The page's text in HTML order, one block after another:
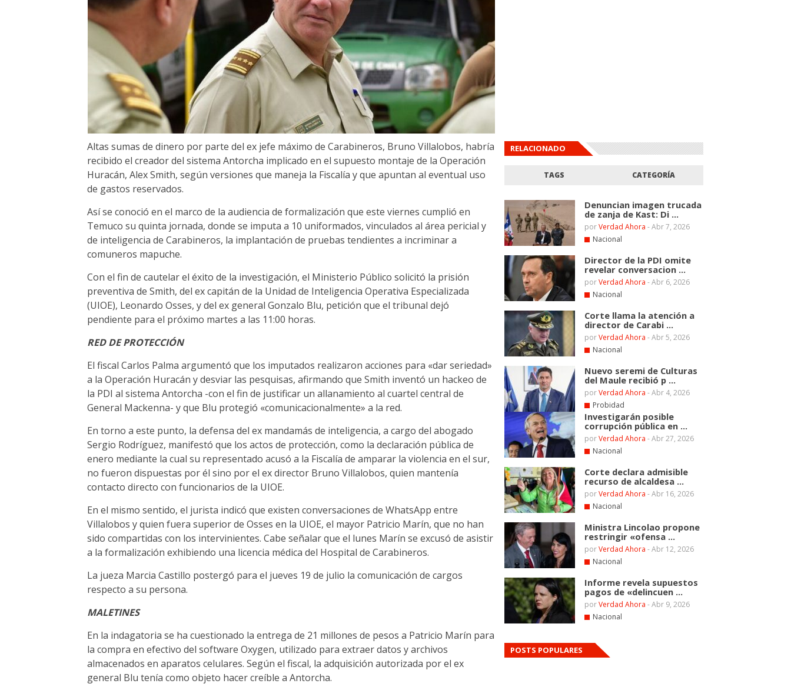
Altas sumas de dinero por parte del ex jefe máximo de Carabineros, Bruno Villalobos, habría
recibido el creador del sistema Antorcha implicado en el supuesto montaje de la Operación
Huracán, Alex Smith, según versiones que maneja la Fiscalía y que apuntan al eventual uso
de gastos reservados.
Así se conoció en el marco de la audiencia de formalización que este viernes cumplió en
Temuco su quinta jornada, donde se imputa a 10 uniformados, vinculados al área pericial y
de inteligencia de Carabineros, la implantación de pruebas tendientes a incriminar a
comuneros mapuche.
Con el fin de cautelar el éxito de la investigación, el Ministerio Público solicitó la prisión
preventiva de Smith, del ex capitán de la Unidad de Inteligencia Operativa Especializada
(UIOE), Leonardo Osses, y del ex general Gonzalo Blu, petición que el tribunal dejó
pendiente para el próximo martes a las 11:00 horas.
RED DE PROTECCIÓN
El fiscal Carlos Palma argumentó que los imputados realizaron acciones para «dar seriedad»
a la Operación Huracán y desviar las pesquisas, afirmando que Smith inventó un hackeo de
la PDI al sistema Antorcha -con el fin de justificar un allanamiento al cuartel central de
General Mackenna- y que Blu protegió «comunicacionalmente» a la red.
En torno a este punto, la defensa del ex mandamás de inteligencia, a cargo del abogado
Sergio Rodríguez, manifestó que los actos de protección, como la declaración pública de
enero mediante la cual su representado acusó a la Fiscalía de amparar la violencia en el sur,
no fueron dispuestas por él sino por el ex director Bruno Villalobos, quien mantenía
contacto directo con funcionarios de la UIOE.
En el mismo sentido, el jurista indicó que existen conversaciones de WhatsApp entre
Villalobos y quien fuera superior de Osses en la UIOE, el mayor Patricio Marín, que no han
sido compartidas con los intervinientes. Cabe señalar que el lunes Marín se excusó de asistir
a la formalización exhibiendo una licencia médica del Hospital de Carabineros.
La jueza Marcia Castillo postergó para el jueves 19 de julio la comunicación de cargos
respecto a su persona.
MALETINES
En la indagatoria se ha cuestionado la entrega de 21 millones de pesos a Patricio Marín para
la compra en efectivo del software Oxygen, utilizado para extraer datos y archivos
almacenados en aparatos celulares. Según el fiscal, la adquisición autorizada por el ex
general Blu tenía como objeto hacer creíble a Antorcha.
RELACIONADO
TAGS CATEGORÍA
Denuncian imagen trucada
de zanja de Kast: Di ...
porVerdad Ahora -Abr 7, 2026
Nacional
Director de la PDI omite
revelar conversacion ...
porVerdad Ahora -Abr 6, 2026
Nacional
Corte llama la atención a
director de Carabi ...
porVerdad Ahora -Abr 5, 2026
Nacional
Nuevo seremi de Culturas
del Maule recibió p ...
porVerdad Ahora -Abr 4, 2026
Probidad
Investigarán posible
corrupción pública en ...
porVerdad Ahora -Abr 27, 2026
Nacional
Corte declara admisible
recurso de alcaldesa ...
porVerdad Ahora -Abr 16, 2026
Nacional
Ministra Lincolao propone
restringir «ofensa ...
porVerdad Ahora -Abr 12, 2026
Nacional
Informe revela supuestos
pagos de «delincuen ...
porVerdad Ahora -Abr 9, 2026
Nacional
POSTS POPULARES